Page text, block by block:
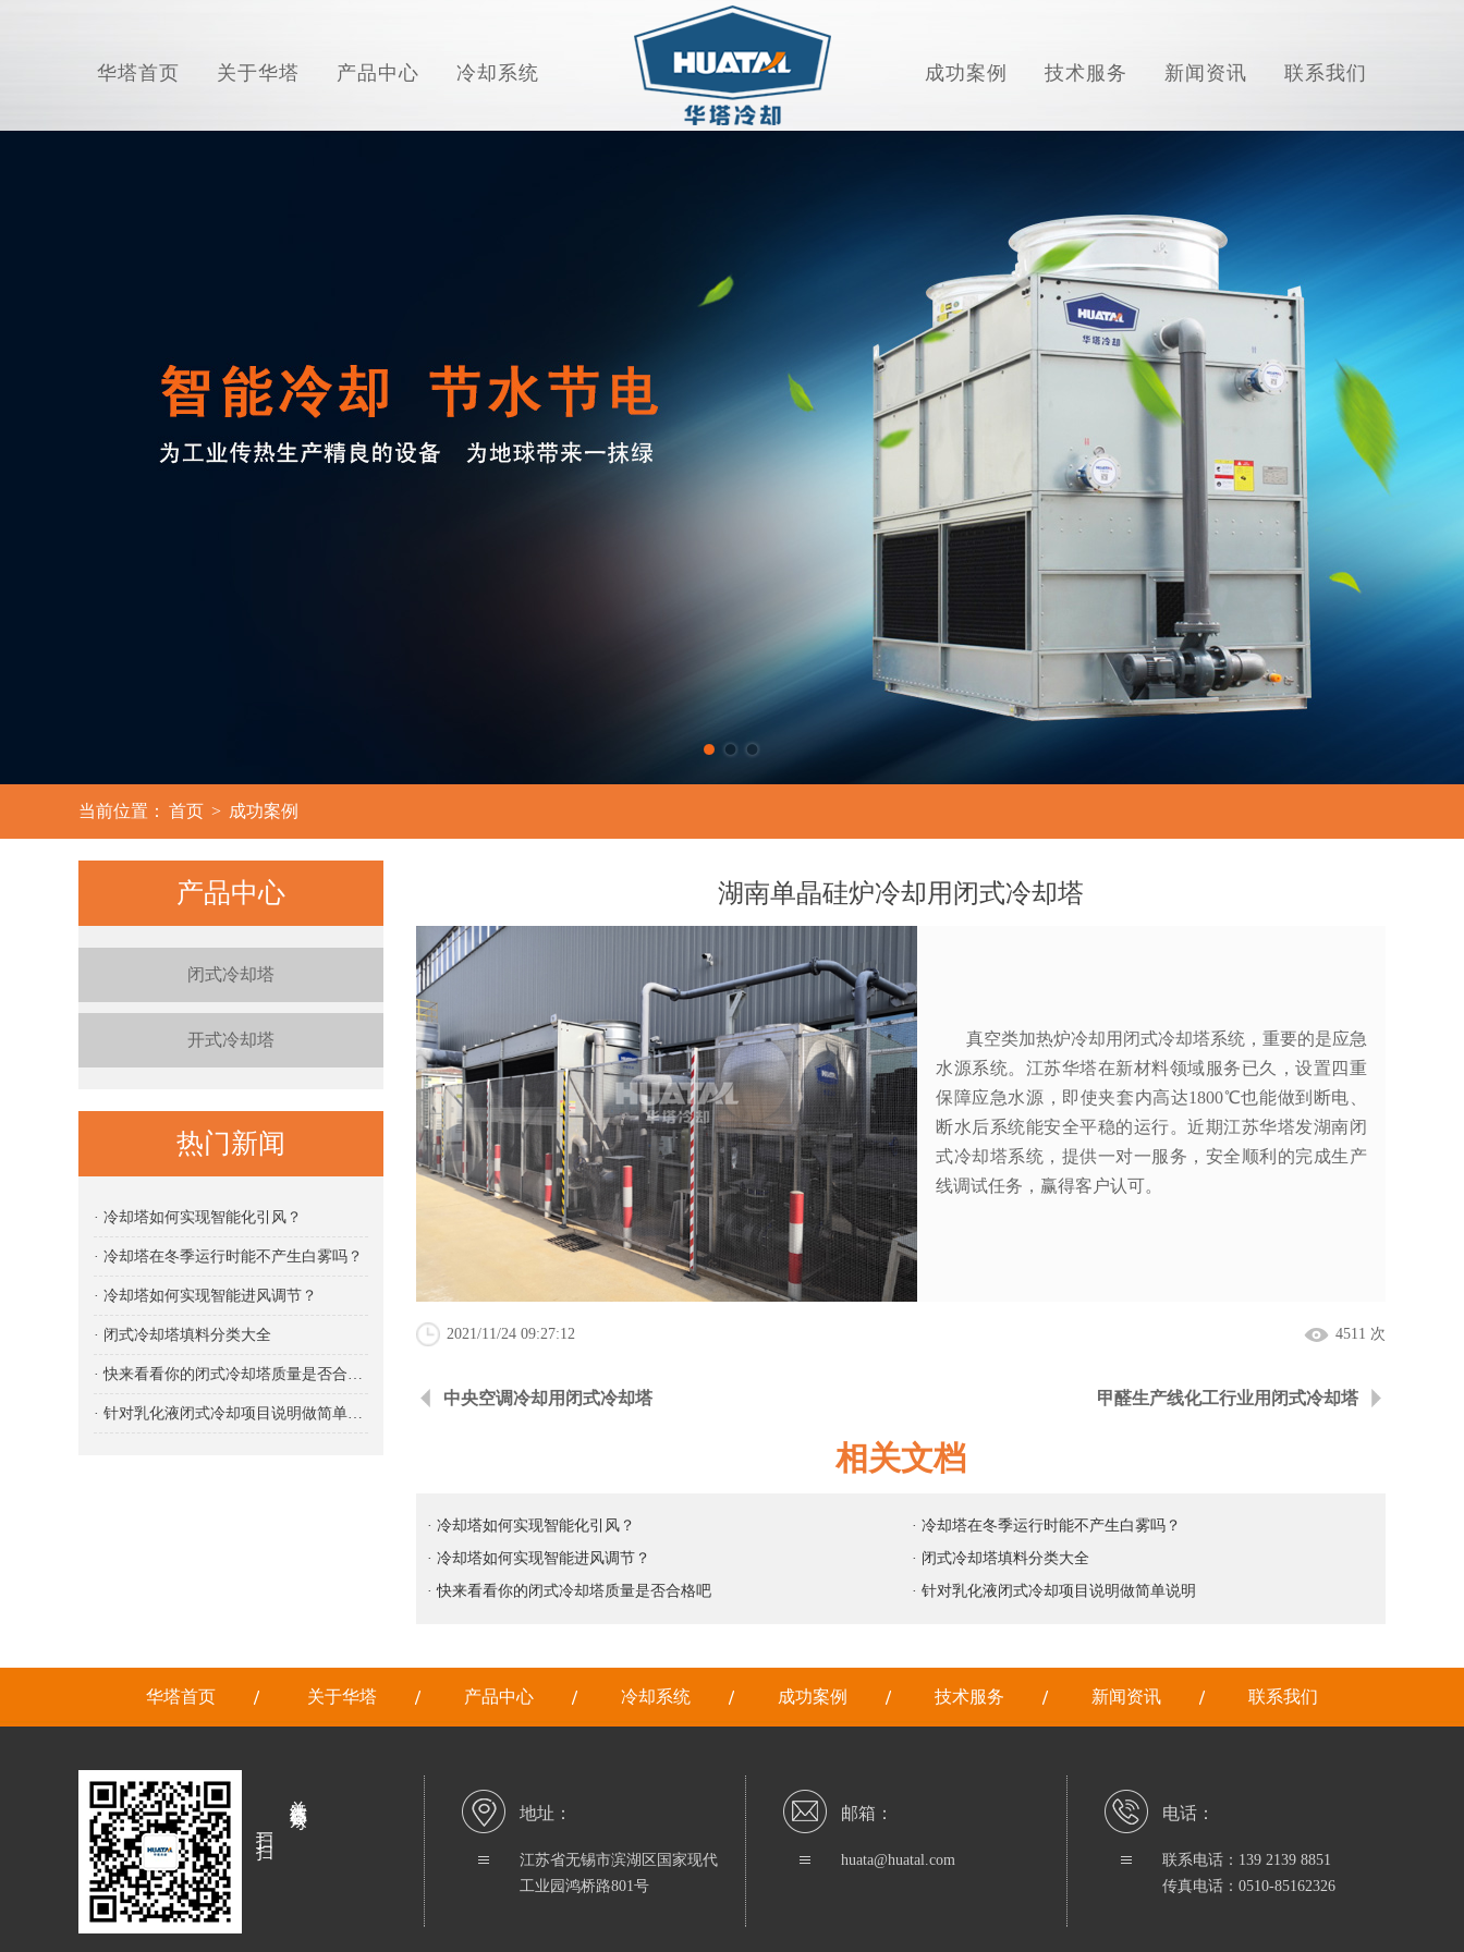
华塔首页 关于华塔 产品中心 冷却系统 成功案例 技术服务 新闻资讯 联系我们
当前位置： 首页 > 成功案例
产品中心
闭式冷却塔
开式冷却塔
热门新闻
· 冷却塔如何实现智能化引风？
· 冷却塔在冬季运行时能不产生白雾吗？
· 冷却塔如何实现智能进风调节？
· 闭式冷却塔填料分类大全
· 快来看看你的闭式冷却塔质量是否合格吧
· 针对乳化液闭式冷却项目说明做简单说明
湖南单晶硅炉冷却用闭式冷却塔
真空类加热炉冷却用闭式冷却塔系统，重要的是应急
水源系统。江苏华塔在新材料领域服务已久，设置四重
保障应急水源，即使夹套内高达1800℃也能做到断电、
断水后系统能安全平稳的运行。近期江苏华塔发湖南闭
式冷却塔系统，提供一对一服务，安全顺利的完成生产
线调试任务，赢得客户认可。
2021/11/24 09:27:12 4511 次
中央空调冷却用闭式冷却塔 甲醛生产线化工行业用闭式冷却塔
相关文档
· 冷却塔如何实现智能化引风？
· 冷却塔在冬季运行时能不产生白雾吗？
· 冷却塔如何实现智能进风调节？
· 闭式冷却塔填料分类大全
· 快来看看你的闭式冷却塔质量是否合格吧
· 针对乳化液闭式冷却项目说明做简单说明
华塔首页 关于华塔 产品中心 冷却系统 成功案例 技术服务 新闻资讯 联系我们
地址：
江苏省无锡市滨湖区国家现代
工业园鸿桥路801号
邮箱：
huata@huatal.com
电话：
联系电话：139 2139 8851
传真电话：0510-85162326